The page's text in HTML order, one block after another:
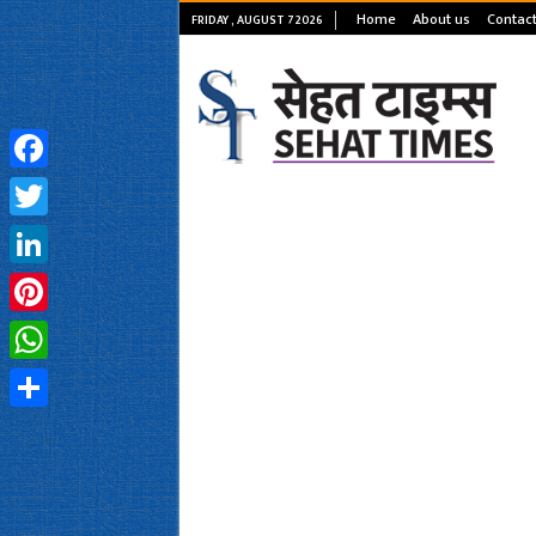
FRIDAY , AUGUST 7 2026 Home About us
Facebook
Twitter
LinkedIn
Pinterest
WhatsApp
Share